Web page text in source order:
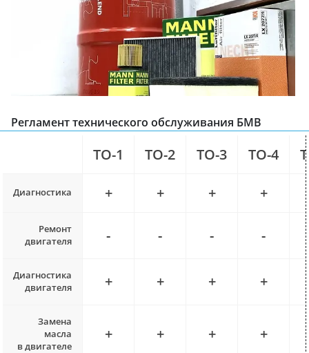
Регламент технического обслуживания БМВ
ТО-1 ТО-2 ТО-3 ТО-4
Диагностика + + + +
Ремонт
двигателя
- - - -
Диагностика
двигателя
+ + + +
Замена
масла
в двигателе
+ + + +